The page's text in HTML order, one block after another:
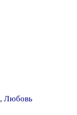
, Любовь